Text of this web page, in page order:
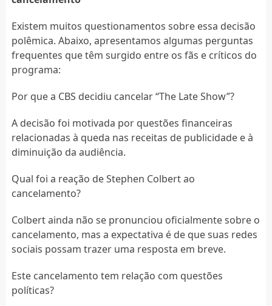
Existem muitos questionamentos sobre essa decisão
polêmica. Abaixo, apresentamos algumas perguntas
frequentes que têm surgido entre os fãs e críticos do
programa:
Por que a CBS decidiu cancelar “The Late Show”?
A decisão foi motivada por questões financeiras
relacionadas à queda nas receitas de publicidade e à
diminuição da audiência.
Qual foi a reação de Stephen Colbert ao
cancelamento?
Colbert ainda não se pronunciou oficialmente sobre o
cancelamento, mas a expectativa é de que suas redes
sociais possam trazer uma resposta em breve.
Este cancelamento tem relação com questões
políticas?